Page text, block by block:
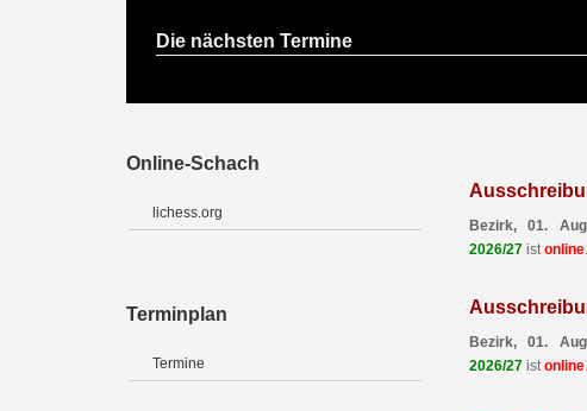
Die nächsten Termine
Online-Schach
lichess.org
Terminplan
Termine
Bezirk, 01.
2026/27 ist online
Bezirk, 01.
2026/27 ist online